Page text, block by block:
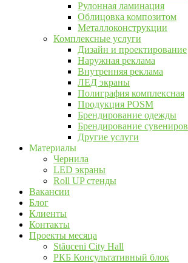
Рулонная ламинация
Облицовка композитом
Металлоконструкции
Комплексные услуги
Дизайн и проектирование
Наружная реклама
Внутренняя реклама
ЛЕД экраны
Полиграфия комплексная
Продукция POSM
Брендирование одежды
Брендирование сувениров
Другие услуги
Материалы
Чернила
LED экраны
Roll UP стенды
Вакансии
Блог
Клиенты
Контакты
Проекты месяца
Stăuceni City Hall
РКБ Консультативный блок